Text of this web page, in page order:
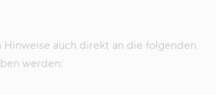
auch direkt an die folgenden
werden: